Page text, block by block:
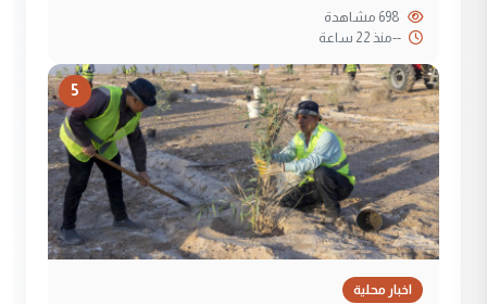
--منذ 22 ساعة
5
اخبار محلية